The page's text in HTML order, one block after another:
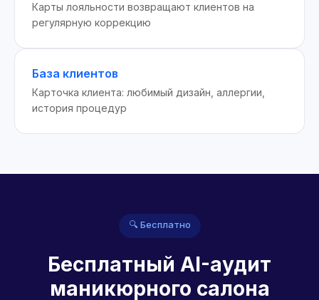
Карты лояльности возвращают клиентов на
регулярную коррекцию
База клиентов
Карточка клиента: любимый дизайн, аллергии,
история процедур
🔍 Бесплатно
Бесплатный AI-аудит
маникюрного салона